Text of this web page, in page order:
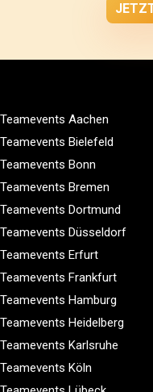
Teamevents Aachen
Teamevents Bielefeld
Teamevents Bonn
Teamevents Bremen
Teamevents Dortmund
Teamevents Düsseldorf
Teamevents Erfurt
Teamevents Frankfurt
Teamevents Hamburg
Teamevents Heidelberg
Teamevents Karlsruhe
Teamevents Köln